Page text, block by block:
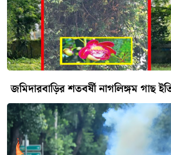
জমিদারবাড়ির শতবর্ষী নাগলিঙ্গম গাছ